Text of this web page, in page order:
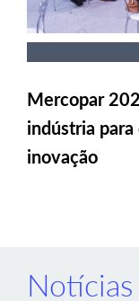
Mercopar
indústria
inovação
Notícias